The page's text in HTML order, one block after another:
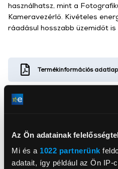
Az Ön adatainak
Mi és a 1022 partnerünk
adatait, így például az Ön IP-
Apcom Kft
www.apple.com
használhatsz, mint a
Kameravezérlő. Kivételes
ráadásul hosszabb üzemidőt is
Termékinformációs adatlap